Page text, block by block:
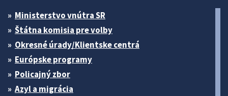
Ministerstvo vnútra SR
Štátna komisia pre volby
Okresné úrady/Klientske centrá
Európske programy
Policajný zbor
Azyl a migrácia